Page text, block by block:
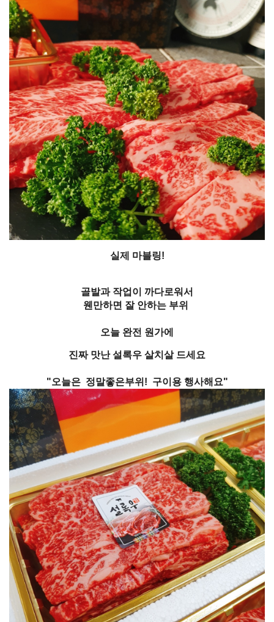
실제 마블링!
골발과 작업이 까다로워서
웬만하면 잘 안하는 부위
오늘 완전 원가에
진짜 맛난 설록우 살치살 드세요
"오늘은 정말좋은부위! 구이용 행사해요"